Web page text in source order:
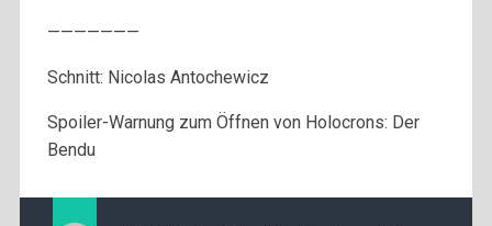
———————
Schnitt: Nicolas Antochewicz
Spoiler-Warnung zum Öffnen von Holocrons: Der
Bendu